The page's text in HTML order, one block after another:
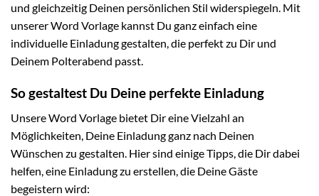
und gleichzeitig Deinen persönlichen Stil widerspiegeln. Mit
unserer Word Vorlage kannst Du ganz einfach eine
individuelle Einladung gestalten, die perfekt zu Dir und
Deinem Polterabend passt.
So gestaltest Du Deine perfekte Einladung
Unsere Word Vorlage bietet Dir eine Vielzahl an
Möglichkeiten, Deine Einladung ganz nach Deinen
Wünschen zu gestalten. Hier sind einige Tipps, die Dir dabei
helfen, eine Einladung zu erstellen, die Deine Gäste
begeistern wird: